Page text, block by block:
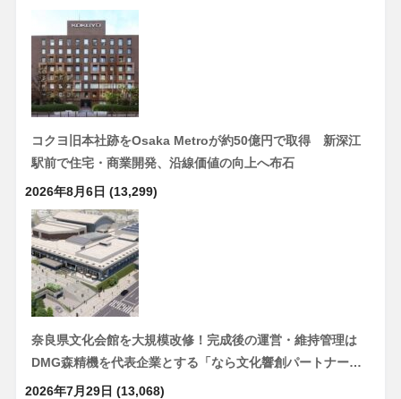
コクヨ旧本社跡をOsaka Metroが約50億円で取得 新深江
駅前で住宅・商業開発、沿線価値の向上へ布石
2026年8月6日 (13,299)
奈良県文化会館を大規模改修！完成後の運営・維持管理は
DMG森精機を代表企業とする「なら文化響創パートナー…
2026年7月29日 (13,068)